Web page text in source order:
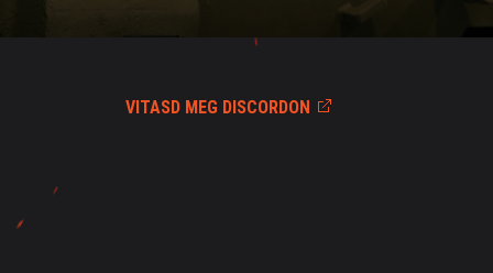
VITASD MEG DISCORDON